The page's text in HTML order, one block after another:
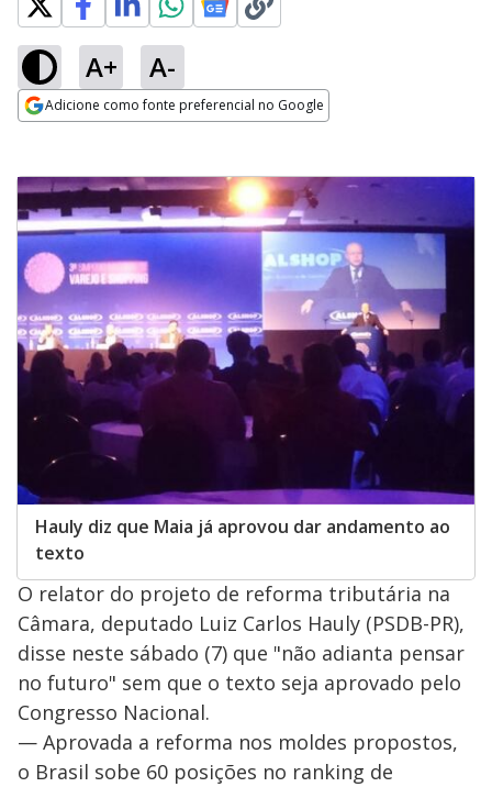
A+ A-
Adicione como fonte preferencial no Google
Hauly diz que Maia já aprovou dar andamento ao
texto
O relator do projeto de reforma tributária na
Câmara, deputado Luiz Carlos Hauly (PSDB-PR),
disse neste sábado (7) que "não adianta pensar
no futuro" sem que o texto seja aprovado pelo
Congresso Nacional.
— Aprovada a reforma nos moldes propostos,
o Brasil sobe 60 posições no ranking de